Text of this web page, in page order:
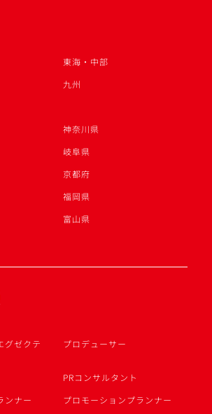
東海・中部
九州
神奈川県
岐阜県
京都府
福岡県
富山県
グゼクテ
プロデューサー
PRコンサルタント
ンナー
プロモーションプランナー